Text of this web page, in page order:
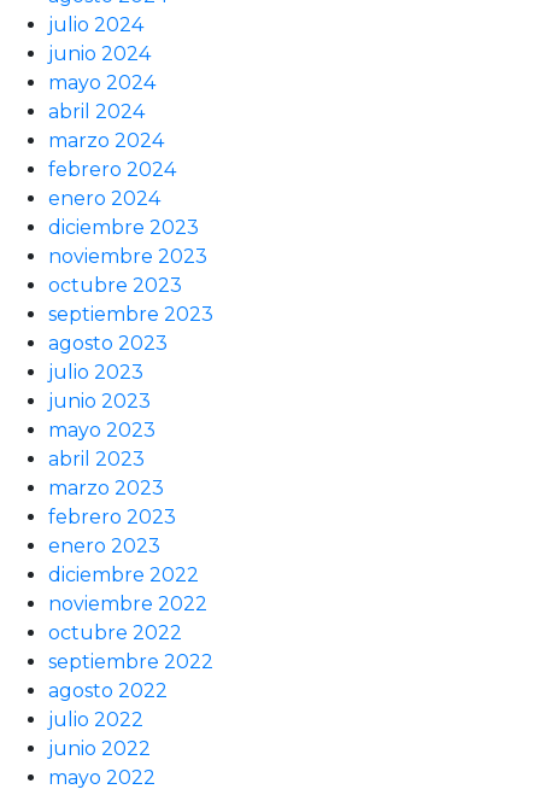
julio 2024
junio 2024
mayo 2024
abril 2024
marzo 2024
febrero 2024
enero 2024
diciembre 2023
noviembre 2023
octubre 2023
septiembre 2023
agosto 2023
julio 2023
junio 2023
mayo 2023
abril 2023
marzo 2023
febrero 2023
enero 2023
diciembre 2022
noviembre 2022
octubre 2022
septiembre 2022
agosto 2022
julio 2022
junio 2022
mayo 2022